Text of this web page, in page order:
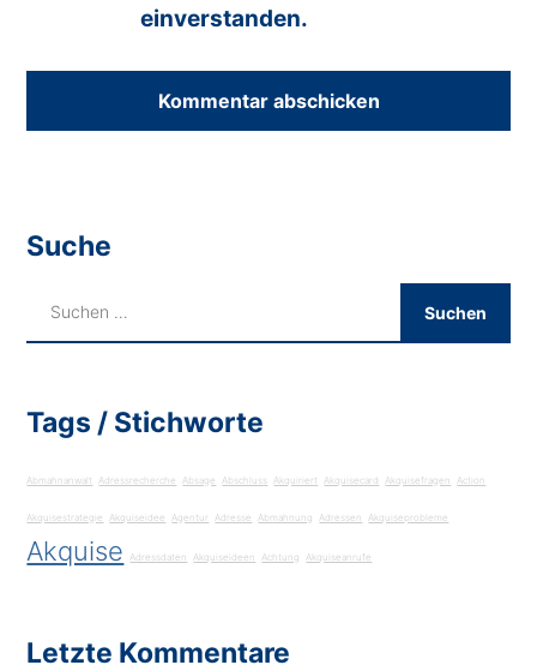
einverstanden.
Suche
Tags / Stichworte
Abmahnanwalt Adressrecherche Absage Abschluss Akquiriert Akquisecard Akquisefragen Action
Akquisestrategie Akquiseidee Agentur Adresse Abmahnung Adressen Akquiseprobleme
Akquise Adressdaten Akquiseideen Achtung Akquiseanrufe
Letzte Kommentare